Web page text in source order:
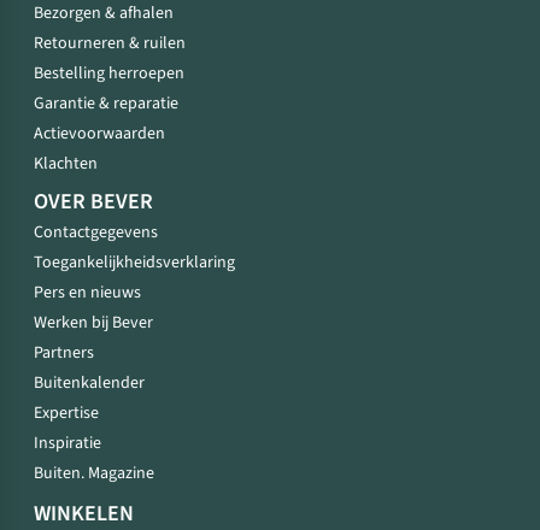
Bezorgen & afhalen
Retourneren & ruilen
Bestelling herroepen
Garantie & reparatie
Actievoorwaarden
Klachten
OVER BEVER
Contactgegevens
Toegankelijkheidsverklaring
Pers en nieuws
Werken bij Bever
Partners
Buitenkalender
Expertise
Inspiratie
Buiten. Magazine
WINKELEN